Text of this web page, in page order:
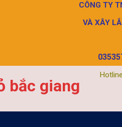
CÔNG TY
VÀ XÂY
bắc giang